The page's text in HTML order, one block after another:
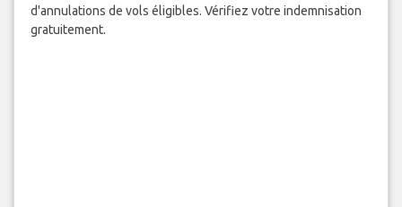
d'annulations de vols éligibles. Vérifiez votre indemnisation
gratuitement.